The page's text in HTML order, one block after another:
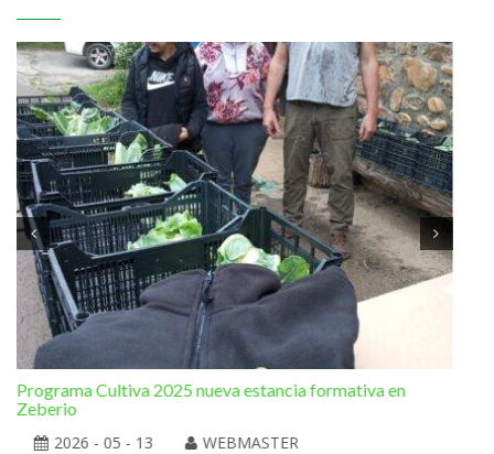
Programa Cultiva 2025 nueva estancia formativa en
Zeberio
2026 - 05 - 13
WEBMASTER